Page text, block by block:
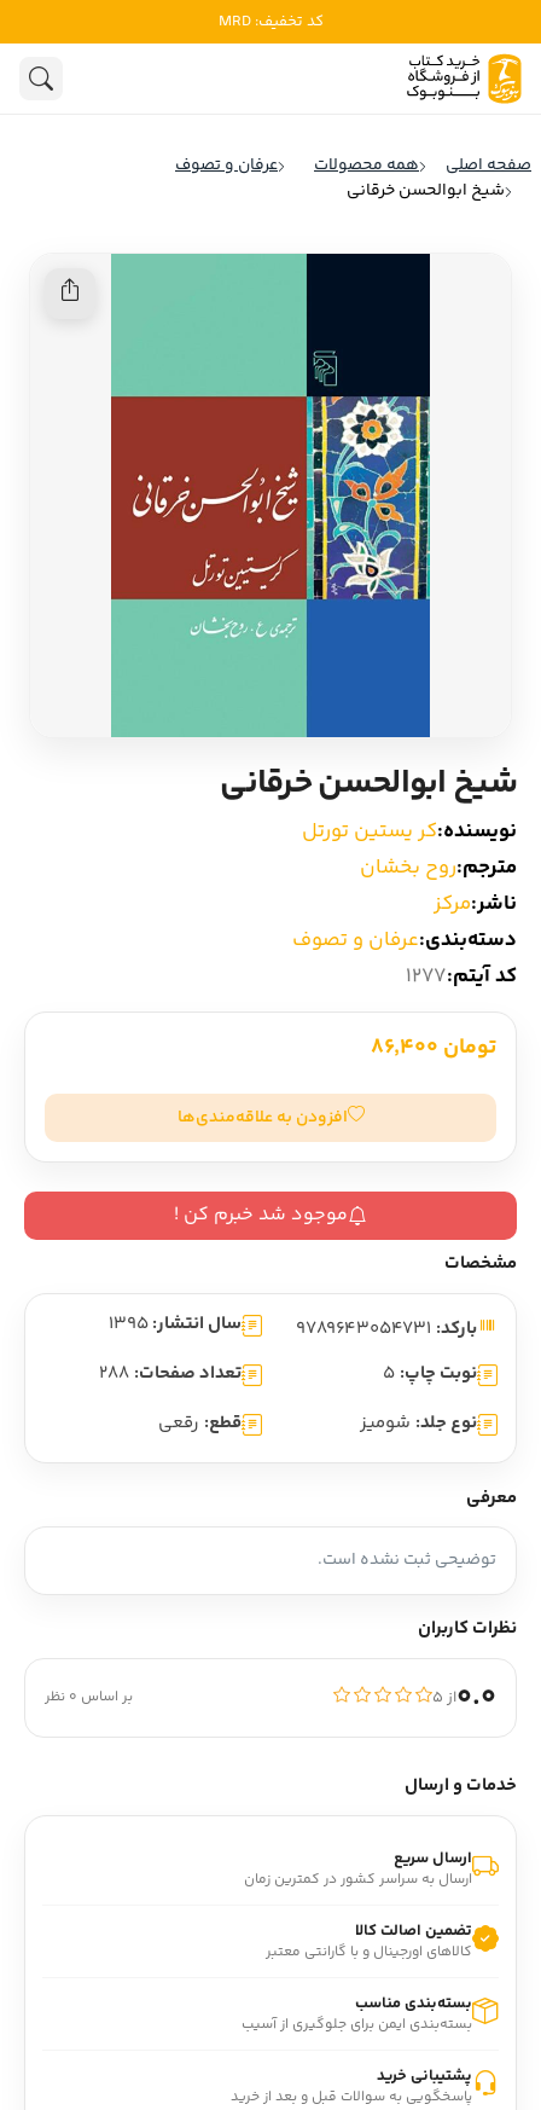
کد تخفیف: MRD
ادبیات
روانشناسی
تاریخ و سیاست
علوم اجتماعی
ادیان و اساطیر
ادبیات آمریکای لاتین
ادبیات ترکیه
سایر کشورهای اروپا
ادبیات
صفحه اصلی همه محصولات
عرفان و تصوف
شیخ ابوالحسن خرقانی
شیخ ابوالحسن خرقانی
نویسنده:کر یستین تورتل
مترجم:روح بخشان
ناشر:مرکز
دسته‌بندی:عرفان و تصوف
کد آیتم:1277
تومان 86,400
افزودن به علاقه‌مندی‌ها
موجود شد خبرم کن !
مشخصات
بارکد: سال انتشار: 1395
نوبت چاپ: 5 تعداد صفحات: 288
نوع جلد: شومیز قطع: رقعی
معرفی
توضیحی ثبت نشده است.
نظرات کاربران
0.0از ۵ بر اساس 0 نظر
خدمات و ارسال
ارسال سریع
ارسال به سراسر کشور در کمترین زمان
تضمین اصالت کالا
کالاهای اورجینال و با گارانتی معتبر
بسته‌بندی مناسب
بسته‌بندی ایمن برای جلوگیری از آسیب
پشتیبانی خرید
پاسخگویی به سوالات قبل و بعد از خرید